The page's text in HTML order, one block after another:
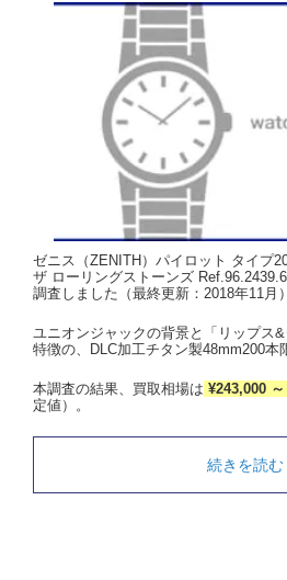
ゼニス（ZENITH）パイロット タイプ
ザ ローリングストーンズ
調査しました（最終更新：2018年11月
ユニオンジャックの背景と「リップス
特徴の、DLC加工チタン製48mm200本
本調査の結果、買取相場は ¥243,000
定値）。
続きを読む